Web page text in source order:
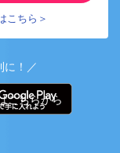
こちら＞
に！／
こちらから